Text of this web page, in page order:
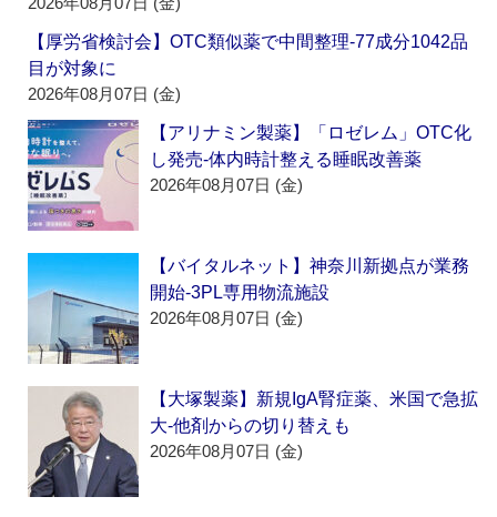
【厚労省検討会】OTC類似薬で中間整理‐77成分1042品
目が対象に
2026年08月07日 (金)
【アリナミン製薬】「ロゼレム」OTC化
し発売‐体内時計整える睡眠改善薬
2026年08月07日 (金)
【バイタルネット】神奈川新拠点が業務
開始‐3PL専用物流施設
2026年08月07日 (金)
【大塚製薬】新規IgA腎症薬、米国で急拡
大‐他剤からの切り替えも
2026年08月07日 (金)